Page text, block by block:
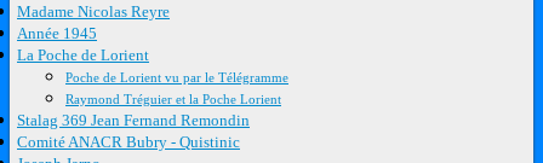
Madame Nicolas Reyre
Année 1945
La Poche de Lorient
Poche de Lorient vu par le Télégramme
Raymond Tréguier et la Poche Lorient
Stalag 369 Jean Fernand Remondin
Comité ANACR Bubry - Quistinic